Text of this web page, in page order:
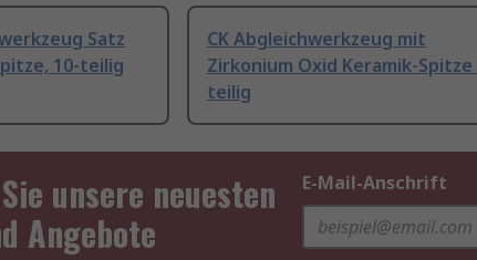
Satz
10-teilig
CK Abgleichwerkzeug mit
Zirkonium Oxid Keramik-Spitze
teilig
unsere neuesten
Angebote
E-Mail-Anschrift